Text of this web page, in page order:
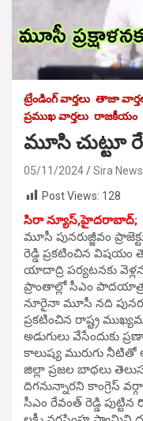
ట్రేండింగ్ వార్తలు తాజా
ప్రముఖ వార్తలు రాజకీయం
మూసి చుట్టూ
05/11/2024
Sira News
Post Views: 128
సిరా న్యూస్,హైదరాబాద్;
మూసీ పునరుజ్జీవం
రెడ్డి ప్రకటించిన విషయం
యాదాద్రి పర్యటనకు
ప్రాంతాల్లో సీఎం
నూరైనా మూసీ నది
ప్రకటించిన రాష్ట్ర
అడుగులు వేసేందుకు
కాలుష్య మురుగు నీటితో
జిల్లా ప్రజల బాధలు
దిగనున్నారని కాంగ్రెస్
సీఎం రేవంత్ రెడ్డి